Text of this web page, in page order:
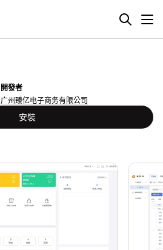
開發者
广州臻亿电子商务有限公司
安裝